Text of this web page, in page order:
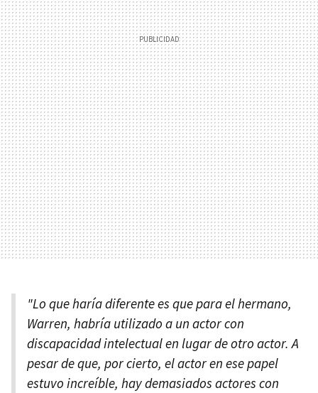
"Lo que haría diferente es que para el hermano,
Warren, habría utilizado a un actor con
discapacidad intelectual en lugar de otro actor. A
pesar de que, por cierto, el actor en ese papel
estuvo increíble, hay demasiados actores con